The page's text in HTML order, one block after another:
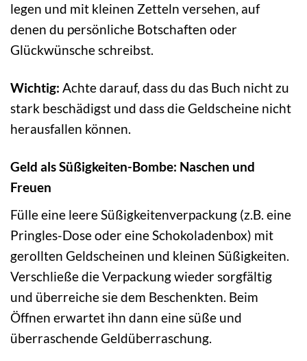
legen und mit kleinen Zetteln versehen, auf
denen du persönliche Botschaften oder
Glückwünsche schreibst.
Wichtig: Achte darauf, dass du das Buch nicht zu
stark beschädigst und dass die Geldscheine nicht
herausfallen können.
Geld als Süßigkeiten-Bombe: Naschen und
Freuen
Fülle eine leere Süßigkeitenverpackung (z.B. eine
Pringles-Dose oder eine Schokoladenbox) mit
gerollten Geldscheinen und kleinen Süßigkeiten.
Verschließe die Verpackung wieder sorgfältig
und überreiche sie dem Beschenkten. Beim
Öffnen erwartet ihn dann eine süße und
überraschende Geldüberraschung.